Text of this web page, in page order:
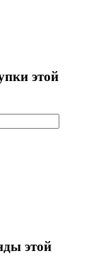
этой
этой